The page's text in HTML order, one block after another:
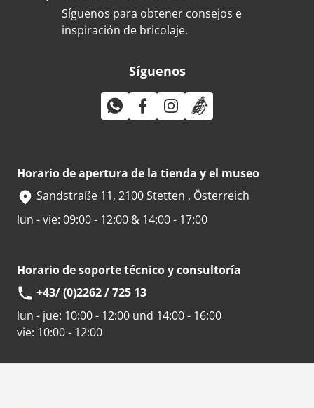
Síguenos para obtener consejos e
inspiración de bricolaje.
Síguenos
Horario de apertura de la tienda y el museo
Sandstraße 11, 2100 Stetten , Österreich
lun - vie: 09:00 - 12:00 & 14:00 - 17:00
Horario de soporte técnico y consultoría
+43/ (0)2262 / 725 13
lun - jue: 10:00 - 12:00 und 14:00 - 16:00
vie: 10:00 - 12:00